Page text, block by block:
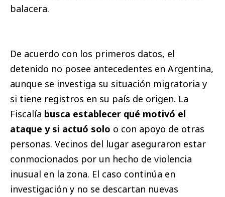
balacera.
De acuerdo con los primeros datos, el
detenido no posee antecedentes en Argentina,
aunque se investiga su situación migratoria y
si tiene registros en su país de origen. La
Fiscalía busca establecer qué motivó el
ataque y si actuó solo o con apoyo de otras
personas. Vecinos del lugar aseguraron estar
conmocionados por un hecho de violencia
inusual en la zona. El caso continúa en
investigación y no se descartan nuevas